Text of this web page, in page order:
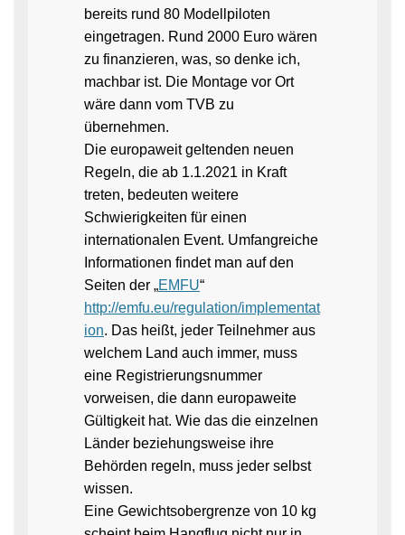
bereits rund 80 Modellpiloten
eingetragen. Rund 2000 Euro wären
zu finanzieren, was, so denke ich,
machbar ist. Die Montage vor Ort
wäre dann vom TVB zu
übernehmen.
Die europaweit geltenden neuen
Regeln, die ab 1.1.2021 in Kraft
treten, bedeuten weitere
Schwierigkeiten für einen
internationalen Event. Umfangreiche
Informationen findet man auf den
Seiten der „EMFU“
http://emfu.eu/regulation/implementat
ion. Das heißt, jeder Teilnehmer aus
welchem Land auch immer, muss
eine Registrierungsnummer
vorweisen, die dann europaweite
Gültigkeit hat. Wie das die einzelnen
Länder beziehungsweise ihre
Behörden regeln, muss jeder selbst
wissen.
Eine Gewichtsobergrenze von 10 kg